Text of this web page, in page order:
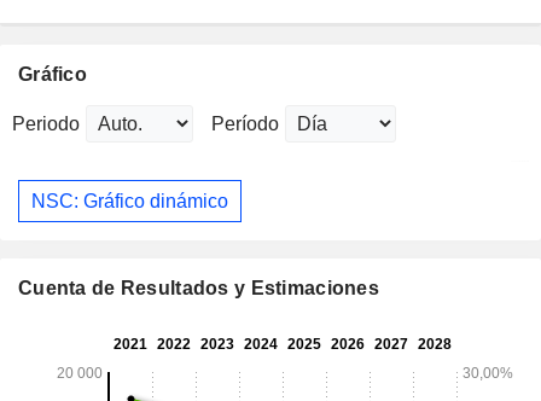
Gráfico
Periodo Período
NSC: Gráfico dinámico
Cuenta de Resultados y Estimaciones